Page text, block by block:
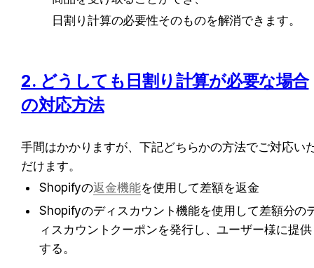
日割り計算の必要性そのものを解消できます。
2. どうしても日割り計算が必要な場合
の対応方法
手間はかかりますが、下記どちらかの方法でご対応い
だけます。
Shopifyの返金機能を使用して差額を返金
Shopifyのディスカウント機能を使用して差額分の
ィスカウントクーポンを発行し、ユーザー様に提供
する。